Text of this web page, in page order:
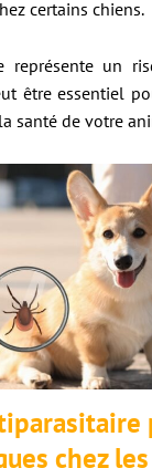
certains chiens.
représente un
être essentiel
santé de votre
chez